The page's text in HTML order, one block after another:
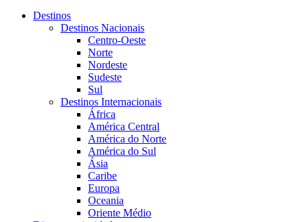
Destinos
Destinos Nacionais
Centro-Oeste
Norte
Nordeste
Sudeste
Sul
Destinos Internacionais
África
América Central
América do Norte
América do Sul
Ásia
Caribe
Europa
Oceania
Oriente Médio